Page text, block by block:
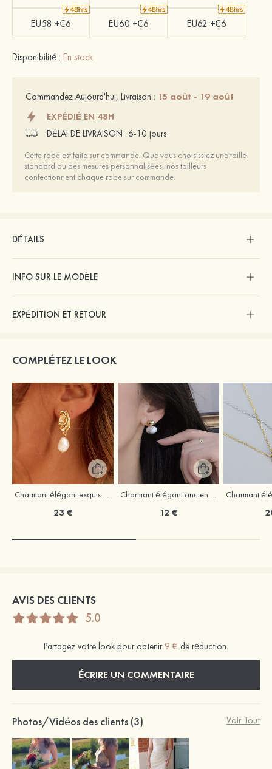
EU58 +€6 EU60 +€6 EU62 +€6
Disponibilité : En stock
Commandez Aujourd'hui, Livraison : 15 août - 19 août
EXPÉDIÉ EN 48H
DÉLAI DE LIVRAISON : 6-10 jours
Cette robe est faite sur commande. Que vous choisissiez une taille
standard ou des mesures personnalisées, nos tailleurs
confectionnent chaque robe sur commande.
DÉTAILS
INFO SUR LE MODÈLE
EXPÉDITION ET RETOUR
COMPLÉTEZ LE LOOK
Charmant élégant exquis argent s925 boucles d'oreilles
23 €
Charmant élégant ancien perle boucles d'oreilles
12 €
AVIS DES CLIENTS
5.0
Partagez votre look pour obtenir 9 € de réduction.
ÉCRIRE UN COMMENTAIRE
Photos/Vidéos des clients (3) Voir Tout